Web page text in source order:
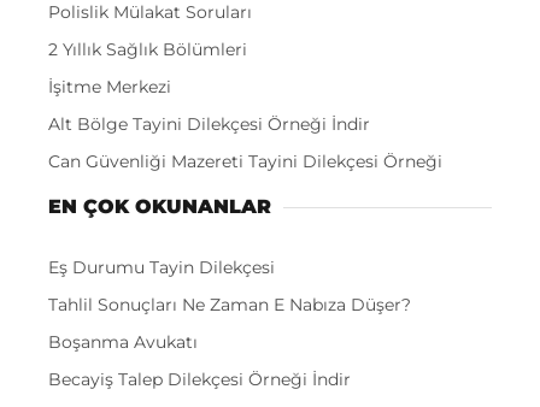
Polislik Mülakat Soruları
2 Yıllık Sağlık Bölümleri
İşitme Merkezi
Alt Bölge Tayini Dilekçesi Örneği İndir
Can Güvenliği Mazereti Tayini Dilekçesi Örneği
EN ÇOK OKUNANLAR
Eş Durumu Tayin Dilekçesi
Tahlil Sonuçları Ne Zaman E Nabıza Düşer?
Boşanma Avukatı
Becayiş Talep Dilekçesi Örneği İndir